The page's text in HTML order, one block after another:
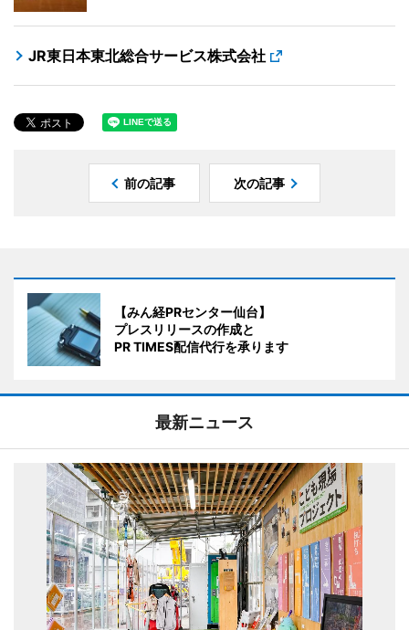
JR東日本東北総合サービス株式会社
前の記事 次の記事
【みん経PRセンター仙台】
プレスリリースの作成と
PR TIMES配信代行を承ります
最新ニュース